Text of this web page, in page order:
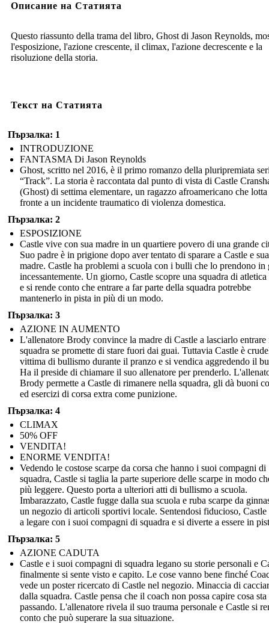
Описание на Статията
Questo riassunto della trama del libro, Ghost di Jason Reynolds,
l'esposizione, l'azione crescente, il climax, l'azione decrescente e la
risoluzione della storia.
Текст на Статията
Пързалка: 1
INTRODUZIONE
FANTASMA Di Jason Reynolds
Ghost, scritto nel 2016, è il primo romanzo della pluripremiata
“Track”. La storia è raccontata dal punto di vista di Castle
(Ghost) di settima elementare, un ragazzo afroamericano che
fronte a un incidente traumatico di violenza domestica.
Пързалка: 2
ESPOSIZIONE
Castle vive con sua madre in un quartiere povero di una grande
Suo padre è in prigione dopo aver tentato di sparare a Castle e sua
madre. Castle ha problemi a scuola con i bulli che lo prendono in
incessantemente. Un giorno, Castle scopre una squadra di
e si rende conto che entrare a far parte della squadra potrebbe
mantenerlo in pista in più di un modo.
Пързалка: 3
AZIONE IN AUMENTO
L'allenatore Brody convince la madre di Castle a lasciarlo entrare
squadra se promette di stare fuori dai guai. Tuttavia Castle è
vittima di bullismo durante il pranzo e si vendica aggredendo il
Ha il preside di chiamare il suo allenatore per prenderlo.
Brody permette a Castle di rimanere nella squadra, gli dà buoni
ed esercizi di corsa extra come punizione.
Пързалка: 4
CLIMAX
50% OFF
VENDITA!
ENORME VENDITA!
Vedendo le costose scarpe da corsa che hanno i suoi compagni di
squadra, Castle si taglia la parte superiore delle scarpe in modo
più leggere. Questo porta a ulteriori atti di bullismo a scuola.
Imbarazzato, Castle fugge dalla sua scuola e ruba scarpe da
un negozio di articoli sportivi locale. Sentendosi fiducioso,
a legare con i suoi compagni di squadra e si diverte a essere in
Пързалка: 5
AZIONE CADUTA
Castle e i suoi compagni di squadra legano su storie personali e
finalmente si sente visto e capito. Le cose vanno bene finché
vede un poster ricercato di Castle nel negozio. Minaccia di
dalla squadra. Castle pensa che il coach non possa capire cosa sta
passando. L'allenatore rivela il suo trauma personale e Castle si
conto che può superare la sua situazione.